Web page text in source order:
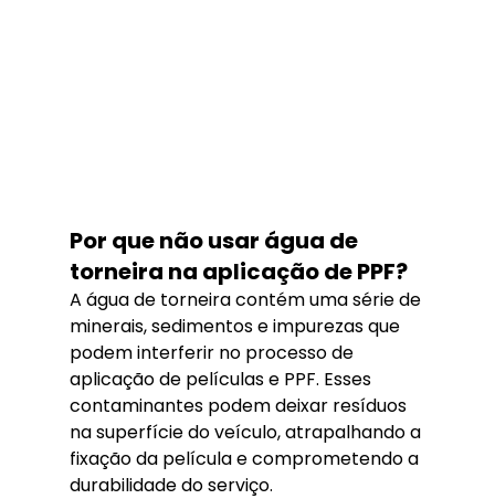
Por que não usar água de
torneira na aplicação de PPF?
A água de torneira contém uma série de
minerais, sedimentos e impurezas que
podem interferir no processo de
aplicação de películas e PPF. Esses
contaminantes podem deixar resíduos
na superfície do veículo, atrapalhando a
fixação da película e comprometendo a
durabilidade do serviço.